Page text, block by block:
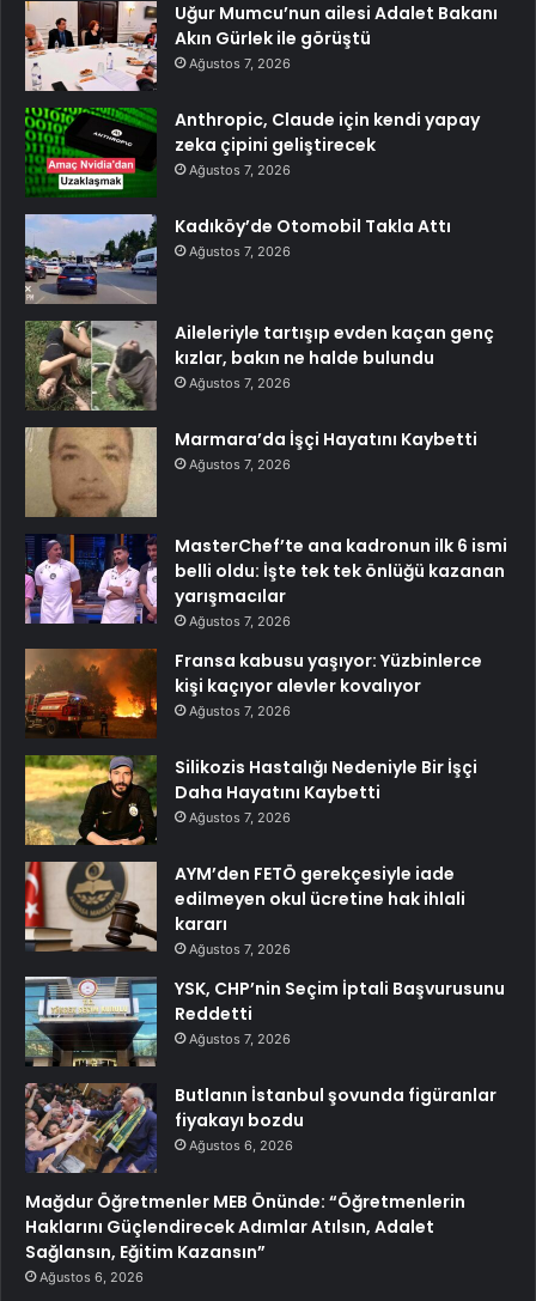
Uğur Mumcu’nun ailesi Adalet Bakanı
Akın Gürlek ile görüştü
Ağustos 7, 2026
Anthropic, Claude için kendi yapay
zeka çipini geliştirecek
Ağustos 7, 2026
Kadıköy’de Otomobil Takla Attı
Ağustos 7, 2026
Aileleriyle tartışıp evden kaçan genç
kızlar, bakın ne halde bulundu
Ağustos 7, 2026
Marmara’da İşçi Hayatını Kaybetti
Ağustos 7, 2026
MasterChef’te ana kadronun ilk 6 ismi
belli oldu: İşte tek tek önlüğü kazanan
yarışmacılar
Ağustos 7, 2026
Fransa kabusu yaşıyor: Yüzbinlerce
kişi kaçıyor alevler kovalıyor
Ağustos 7, 2026
Silikozis Hastalığı Nedeniyle Bir İşçi
Daha Hayatını Kaybetti
Ağustos 7, 2026
AYM’den FETÖ gerekçesiyle iade
edilmeyen okul ücretine hak ihlali
kararı
Ağustos 7, 2026
YSK, CHP’nin Seçim İptali Başvurusunu
Reddetti
Ağustos 7, 2026
Butlanın İstanbul şovunda figüranlar
fiyakayı bozdu
Ağustos 6, 2026
Mağdur Öğretmenler MEB Önünde: “Öğretmenlerin
Haklarını Güçlendirecek Adımlar Atılsın, Adalet
Sağlansın, Eğitim Kazansın”
Ağustos 6, 2026